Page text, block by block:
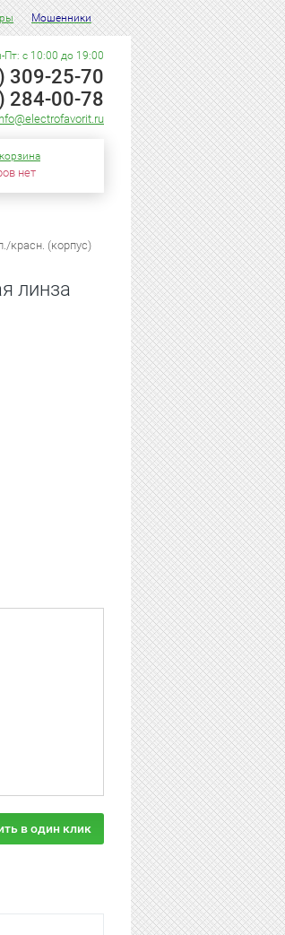
Мошенники
Пт: с 10:00 до 19:00
309-25-70
284-00-78
нет
красн. (корпус)
линза
в один клик